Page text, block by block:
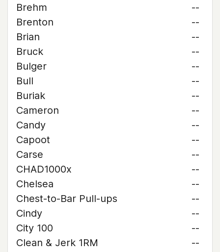
Brehm
--
Brenton
--
Brian
--
Bruck
--
Bulger
--
Bull
--
Buriak
--
Cameron
--
Candy
--
Capoot
--
Carse
--
CHAD1000x
--
Chelsea
--
Chest-to-Bar Pull-ups
--
Cindy
--
City 100
--
Clean & Jerk 1RM
--